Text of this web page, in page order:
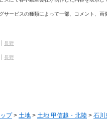
ービスの種類によって一部、コメント、
長野
長野
プ> 土地 > 土地 甲信越・北陸 > 石川